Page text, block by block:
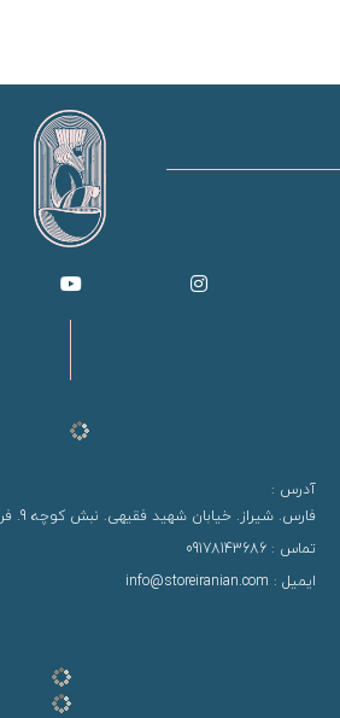
آدرس :
فارس. شیراز. خیابان شهید فقیهی. نبش کوچه 9. فروشگاه استور ایرانیان
تماس : 09178143686
ایمیل : info@storeiranian.com